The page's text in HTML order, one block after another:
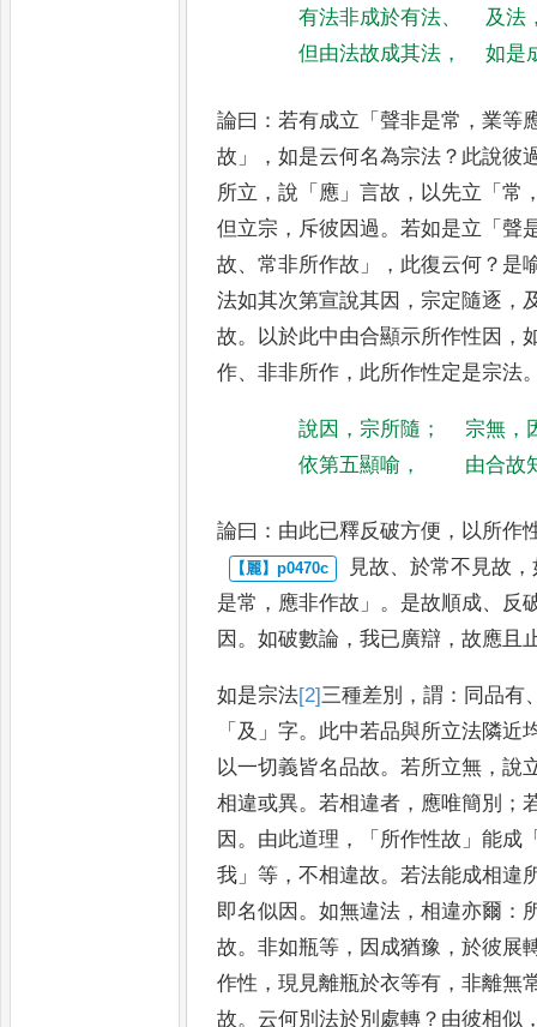
有法非成於有法、 及法
但由法故成其法 ， 如是
論曰 ：若有成立 「聲非是常 ，業等
故 」，如是云何名為宗法 ？ 此說彼
所立 ，說 「 應 」言故 ， 以先立 「常
但立宗 ， 斥彼因過。若如是立 「聲
故、常非所作故 」， 此復云何 ？ 是
法如其次第宣說其因 ，宗定隨逐 ，
故。 以於此中由合顯示所作性因 ，
作、非非所作 ， 此所作性定是宗法
說因 ，宗所隨 ； 宗無 ，
依第五顯喻 ， 由合故
論曰 ： 由此已釋反破方便 ， 以所作
見故、於常不見故 ，
是常 ， 應非作故 」。 是故順成、
反
因 。如破數論 ，我已廣辯 ，故應且
如是宗法[2]三種差別 ，謂 ： 同品有
「 及 」字。 此中若品與所立法隣近
以一切義皆名品故。若所立無 ，說
相違或異。若相違者 ， 應唯簡別 ；
因 。 由此道理 ，「 所作性故 」能成
我 」等 ，不相違故。若法能成相違
即名似因 。如無違法 ，相違亦爾 ：
故。非如瓶等 ， 因成猶豫 ，於彼展
作性 ，現見離瓶於衣等有 ，非離無
故。 云何別法於別處轉 ？ 由彼相似